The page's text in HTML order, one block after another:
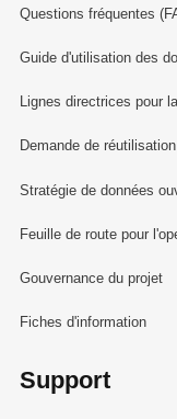
Questions fréquentes
Guide d'utilisation des
Lignes directrices pour
Demande de
Stratégie de données
Feuille de route pour
Gouvernance du projet
Fiches d'information
Support